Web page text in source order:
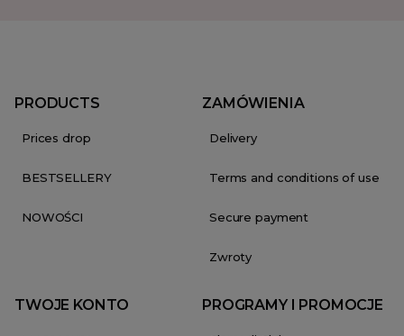
PRODUCTS
Prices drop
BESTSELLERY
NOWOŚCI
ZAMÓWIENIA
Delivery
Terms and conditions of use
Secure payment
Zwroty
TWOJE KONTO PROGRAMY I PROMOCJE